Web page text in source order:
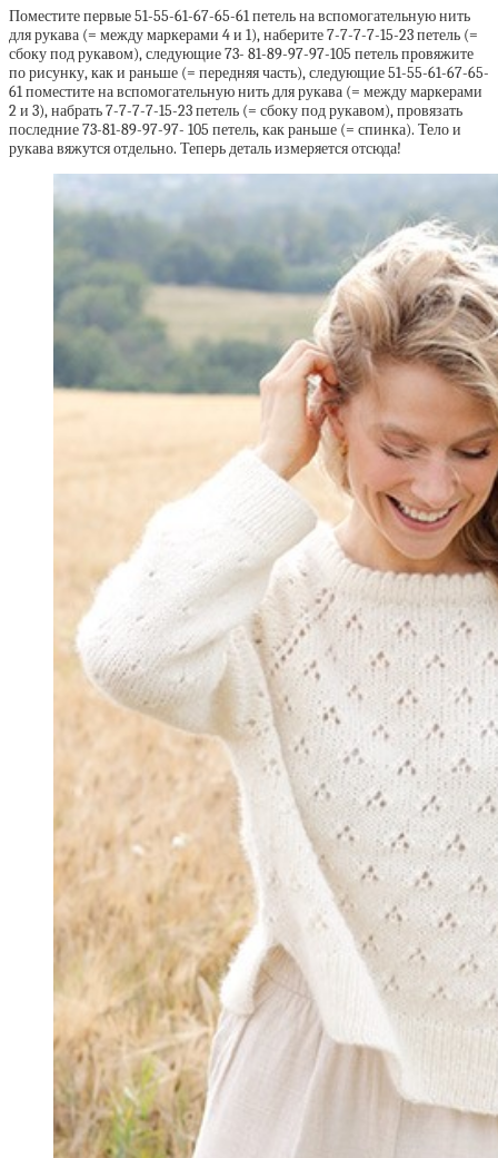
Поместите первые 51-55-61-67-65-61 петель на вспомогательную нить
для рукава (= между маркерами 4 и 1), наберите 7-7-7-7-15-23 петель (=
сбоку под рукавом), следующие 73- 81-89-97-97-105 петель провяжите
по рисунку, как и раньше (= передняя часть), следующие 51-55-61-67-65-
61 поместите на вспомогательную нить для рукава (= между маркерами
2 и 3), набрать 7-7-7-7-15-23 петель (= сбоку под рукавом), провязать
последние 73-81-89-97-97- 105 петель, как раньше (= спинка). Тело и
рукава вяжутся отдельно. Теперь деталь измеряется отсюда!